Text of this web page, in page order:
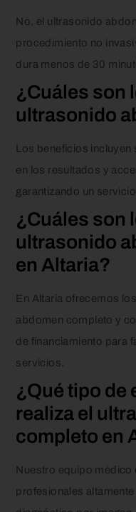
No, el ultrasonido
procedimiento no
dura menos de 30
¿Cuáles son
ultrasonido
Los beneficios
en los resultados y
garantizando un
¿Cuáles son
ultrasonido
en Altaria?
En Altaria ofrecemos
abdomen completo y
de financiamiento para
servicios.
¿Qué tipo de
realiza el
completo en
Nuestro equipo
profesionales